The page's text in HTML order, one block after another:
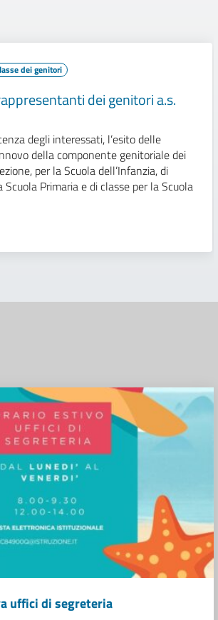
dei genitori
dei genitori a.s.
degli interessati, l’esito delle
della componente genitoriale dei
per la Scuola dell’Infanzia, di
Primaria e di classe per la Scuola
uffici di segreteria